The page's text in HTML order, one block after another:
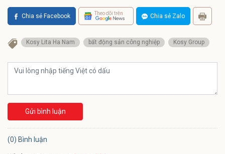
Chia sẻ Facebook Theo dõi trên Chia sẻ Zalo
Kosy Lita Ha Nam bất động sản công nghiệp Kosy Group
Gửi bình luận
(0) Bình luận